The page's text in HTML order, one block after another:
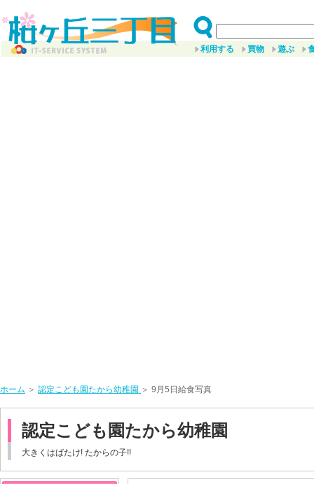
利用する 買物 遊ぶ
ホーム ＞ 認定こども園たから幼稚園 ＞ 9月5日給食写真
認定こども園たから幼稚園
大きくはばたけ! たからの子!!